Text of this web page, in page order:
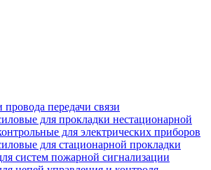
провода передачи связи
для прокладки нестационарной
для электрических приборов
для стационарной прокладки
систем пожарной сигнализации